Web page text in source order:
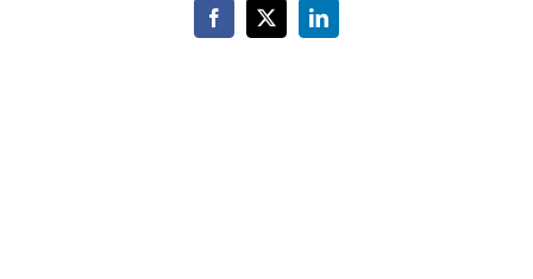
Facebook
X LinkedIn